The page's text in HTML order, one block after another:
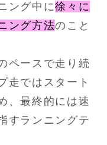
ング中に徐々に
ング方法のこと
ペースで走り続
走ではスタート
、最終的には速
すランニングテ